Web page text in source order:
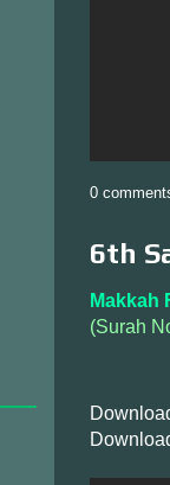
0
6th
Makkah
(Surah